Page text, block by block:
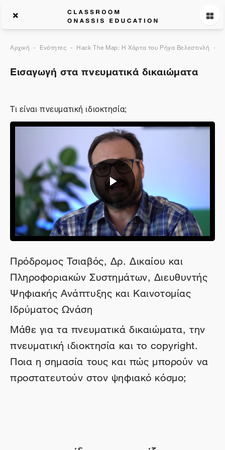
Αρχική Ενότητες Hack The Map: Η Χάρτα του Ρήγα Βελεστινλή
Εισαγωγή στα πνευματικά δικαιώματα
Τι είναι πνευματική ιδιοκτησία;
Αναπαραγωγή
βίντεο
Πρόδρομος Τσιαβός, Δρ. Δικαίου και
Πληροφοριακών Συστημάτων, Διευθυντής
Ψηφιακής Ανάπτυξης και Καινοτομίας
Ιδρύματος Ωνάση
Μάθε για τα πνευματικά δικαιώματα, την
πνευματική ιδιοκτησία και το copyright.
Ποια η σημασία τους και πώς μπορούν να
προστατευτούν στον ψηφιακό κόσμο;